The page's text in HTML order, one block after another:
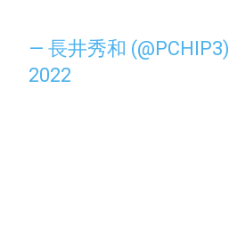
— 長井秀和 (@PCHIP3)
2022